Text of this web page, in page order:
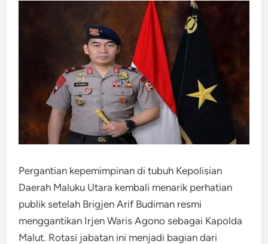
Pergantian kepemimpinan di tubuh Kepolisian
Daerah Maluku Utara kembali menarik perhatian
publik setelah Brigjen Arif Budiman resmi
menggantikan Irjen Waris Agono sebagai Kapolda
Malut. Rotasi jabatan ini menjadi bagian dari